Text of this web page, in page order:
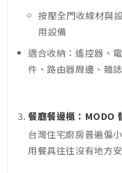
按壓全門收線材與
用設備
適合收納：遙控器、
件、路由器周邊、雜誌
餐廳餐邊櫃：MODO
台灣住宅廚房普遍偏
用餐具往往沒有地方